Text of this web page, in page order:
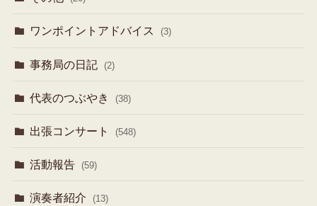
ワンポイントアドバイス (3)
事務局の日記 (2)
代表のつぶやき (38)
出張コンサート (548)
活動報告 (59)
演奏者紹介 (13)